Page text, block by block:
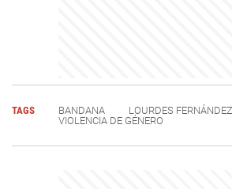
TAGS BANDANA
LOURDES FERNÁNDEZ
VIOLENCIA DE GÉNERO